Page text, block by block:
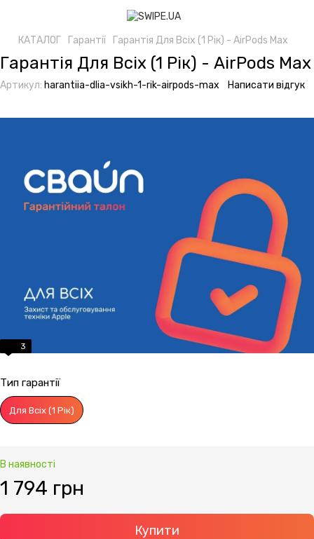
КАТАЛОГ Гарантії Гарантія Для Всіх (1 Рік) - AirPods Max
Гарантія Для Всіх (1 Рік) - AirPods Max
Артикул: harantiia-dlia-vsikh-1-rik-airpods-max Написати відгук
3
Тип гарантії
Для Всіх (1 Рік)
В наявності
1 794 грн
Купити